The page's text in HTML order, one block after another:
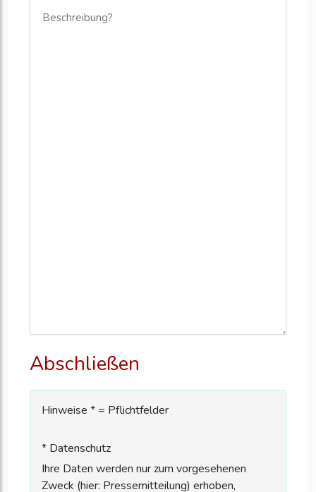
Abschließen
Hinweise * = Pflichtfelder
* Datenschutz
Ihre Daten werden nur zum vorgesehenen
Zweck (hier: Pressemitteilung) erhoben,